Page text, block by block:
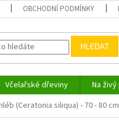
OBCHODNÍ PODMÍNKY
HLEDAT
Včelařské dřeviny Na
(Ceratonia siliqua) - 70 - 80 cm